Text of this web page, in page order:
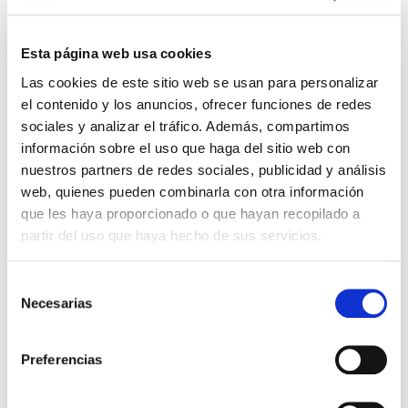
Esta página web usa cookies
Las cookies de este sitio web se usan para personalizar
el contenido y los anuncios, ofrecer funciones de redes
sociales y analizar el tráfico. Además, compartimos
información sobre el uso que haga del sitio web con
nuestros partners de redes sociales, publicidad y análisis
web, quienes pueden combinarla con otra información
que les haya proporcionado o que hayan recopilado a
partir del uso que haya hecho de sus servicios.
Necesarias
Preferencias
Marta Monedero Picazo